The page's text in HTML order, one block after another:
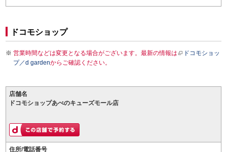
ドコモショップ
営業時間などは変更となる場合がございます。最新の情報は
ドコモショッ
プ／d gardenからご確認ください。
店舗名
ドコモショップあべのキューズモール店
住所/電話番号